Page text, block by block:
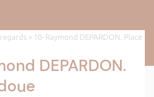
> 10- Raymond DEPARDON. Place
DEPARDON.